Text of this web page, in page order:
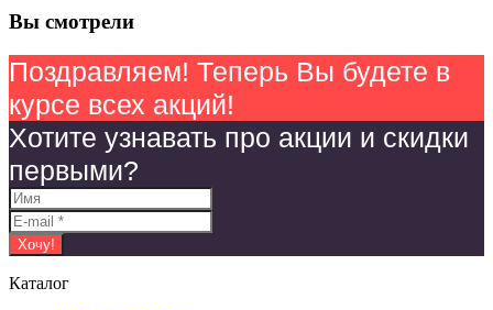
Вы смотрели
Поздравляем! Теперь Вы будете в
курсе всех акций!
Хотите узнавать про акции и скидки
первыми?
Каталог